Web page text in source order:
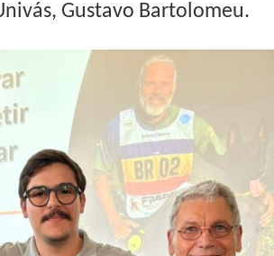
Gustavo Bartolomeu.